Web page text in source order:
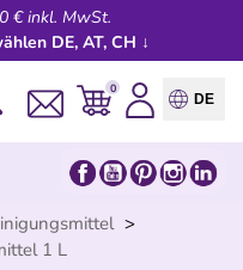
€ inkl. MwSt.
DE, AT, CH ↓
0
DE
>
1 L